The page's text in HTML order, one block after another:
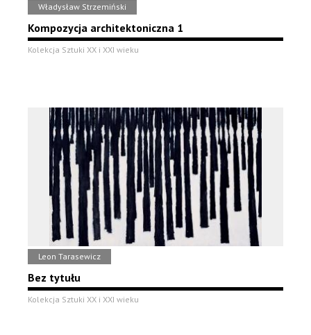
Władysław Strzemiński
Kompozycja architektoniczna 1
Kolekcja Sztuki XX i XXI wieku
Leon Tarasewicz
Bez tytułu
Kolekcja Sztuki XX i XXI wieku